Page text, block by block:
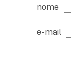
nome
e-mail